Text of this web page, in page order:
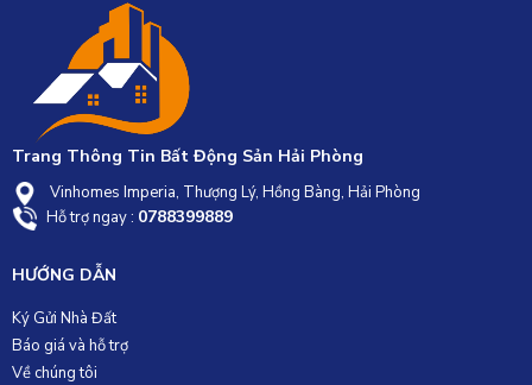
Trang Thông Tin Bất Động Sản Hải Phòng
Vinhomes Imperia, Thượng Lý, Hồng Bàng, Hải Phòng
Hỗ trợ ngay : 0788399889
HƯỚNG DẪN
Ký Gửi Nhà Đất
Báo giá và hỗ trợ
Về chúng tôi